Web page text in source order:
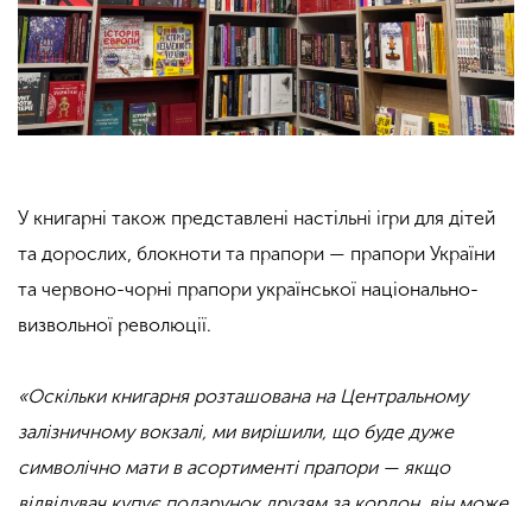
У книгарні також представлені настільні ігри для дітей
та дорослих, блокноти та прапори — прапори України
та червоно-чорні прапори української національно-
визвольної революції.
«Оскільки книгарня розташована на Центральному
залізничному вокзалі, ми вирішили, що буде дуже
символічно мати в асортименті прапори — якщо